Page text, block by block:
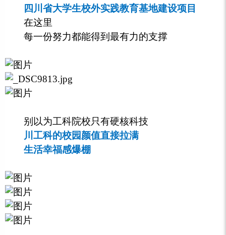
四川省大学生校外实践教育基地建设项目
在这里
每一份努力都能得到最有力的支撑
别以为工科院校只有硬核科技
川工科的校园颜值直接拉满
生活幸福感爆棚